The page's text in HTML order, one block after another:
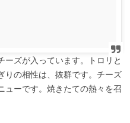
ーズが入っています。トロリと
りの相性は、抜群です。チーズ
ューです。焼きたての熱々を召